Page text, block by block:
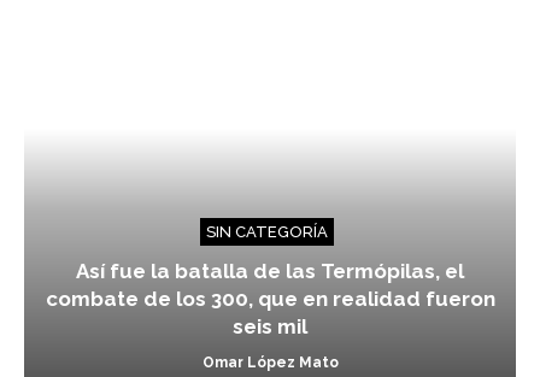
SIN CATEGORÍA
Así fue la batalla de las Termópilas, el
combate de los 300, que en realidad fueron
seis mil
Omar López Mato